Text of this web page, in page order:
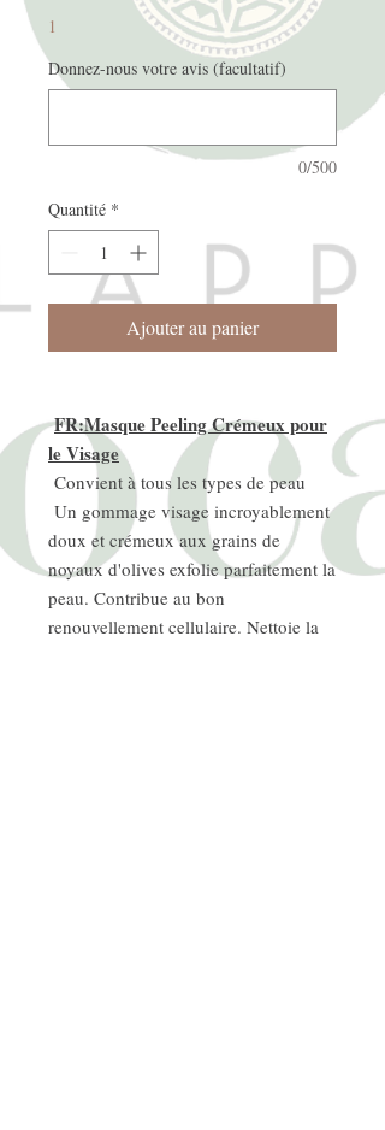
1
Donnez-nous votre avis (facultatif)
0/500
Quantité *
Ajouter au panier
FR:Masque Peeling Crémeux pour
le Visage
Convient à tous les types de peau
Un gommage visage incroyablement
doux et crémeux aux grains de
noyaux d'olives exfolie parfaitement la
peau. Contribue au bon
renouvellement cellulaire. Nettoie la